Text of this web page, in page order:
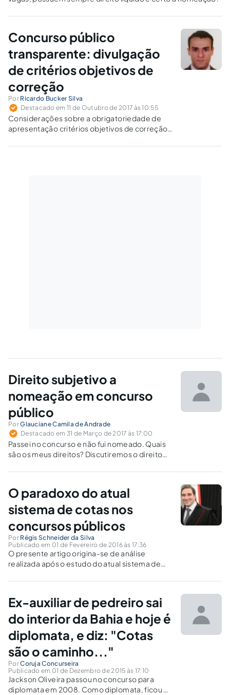
Concurso público
transparente: divulgação
de critérios objetivos de
correção
Por Ricardo Bucker Silva
Destacado em 11 de Outubro de 2017 às 10:55
Considerações sobre a obrigatoriedade de
apresentação critérios objetivos de correção
motivação e contraditório como valorização e
Direito subjetivo a
nomeação em concurso
público
PorGlauciane Camila de Andrade
Destacado em 31 de Março de 2017 às 17:00
Passei no concurso e não fui nomeado. Quais
são os meus direitos? Discutiremos o direito
em concurso público para edital com vagas
O paradoxo do atual
sistema de cotas nos
concursos públicos
Por Régis Schneider da Silva
Publicado em 01 de Fevereiro de 2016 às 17:36
O presente artigo origina-se de análise
realizada após o estudo do atual sistema de
indagação sobre o paradoxo de o candidato
sendo servidor/empregado público.
Ex-auxiliar de pedreiro sai
do interior da Bahia e hoje é
diplomata, e diz: "Cotas
são o caminho..."
PorCoruja Concurseira
Publicado em 01 de Dezembro de 2015 às 17:10
Jackson Oliveira passou no concurso para
diplomata em 2008. Como diplomata, ficou 3